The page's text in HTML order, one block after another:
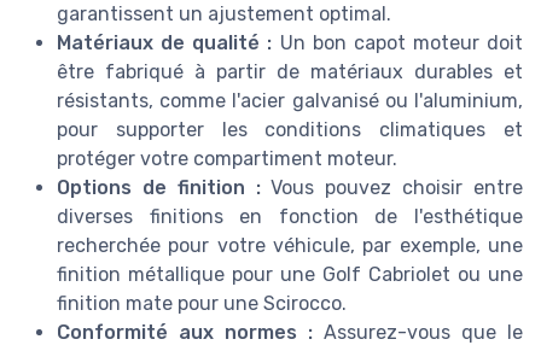
garantissent un ajustement optimal.
Matériaux de qualité : Un bon capot moteur doit
être fabriqué à partir de matériaux durables et
résistants, comme l'acier galvanisé ou l'aluminium,
pour supporter les conditions climatiques et
protéger votre compartiment moteur.
Options de finition :Vous pouvez choisir entre
diverses finitions en fonction de l'esthétique
recherchée pour votre véhicule, par exemple, une
finition métallique pour une Golf Cabriolet ou une
finition mate pour une Scirocco.
Conformité aux normes : Assurez-vous que le